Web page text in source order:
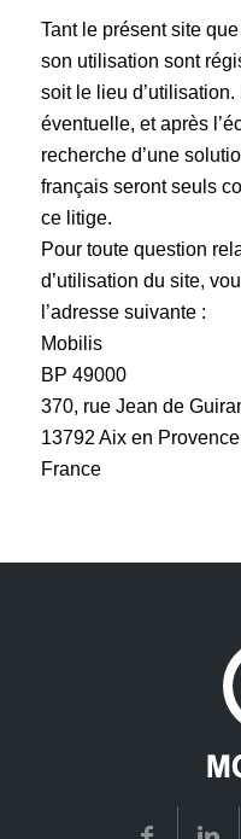
Tant le présent site
son utilisation sont
soit le lieu
éventuelle, et après
recherche d’une
français seront seuls
ce litige.
Pour toute question
d’utilisation du site,
l’adresse suivante :
Mobilis
BP 49000
370, rue Jean de
13792 Aix en
France